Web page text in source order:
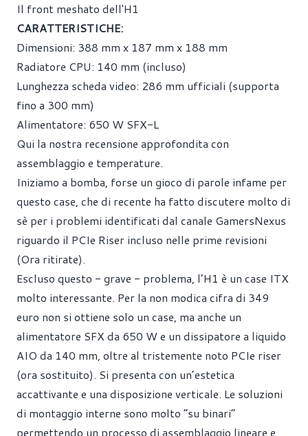
Il front meshato dell'H1
CARATTERISTICHE:
Dimensioni: 388 mm x 187 mm x 188 mm
Radiatore CPU: 140 mm (incluso)
Lunghezza scheda video: 286 mm ufficiali (supporta
fino a 300 mm)
Alimentatore: 650 W SFX-L
Qui la nostra recensione approfondita con
assemblaggio e temperature.
Iniziamo a bomba, forse un gioco di parole infame per
questo case, che di recente ha fatto discutere molto di
sè per i problemi identificati dal canale GamersNexus
riguardo il PCIe Riser incluso nelle prime revisioni
(Ora ritirate).
Escluso questo - grave - problema, l’H1 è un case ITX
molto interessante. Per la non modica cifra di 349
euro non si ottiene solo un case, ma anche un
alimentatore SFX da 650 W e un dissipatore a liquido
AIO da 140 mm, oltre al tristemente noto PCIe riser
(ora sostituito). Si presenta con un’estetica
accattivante e una disposizione verticale. Le soluzioni
di montaggio interne sono molto “su binari”
permettendo un processo di assemblaggio lineare e